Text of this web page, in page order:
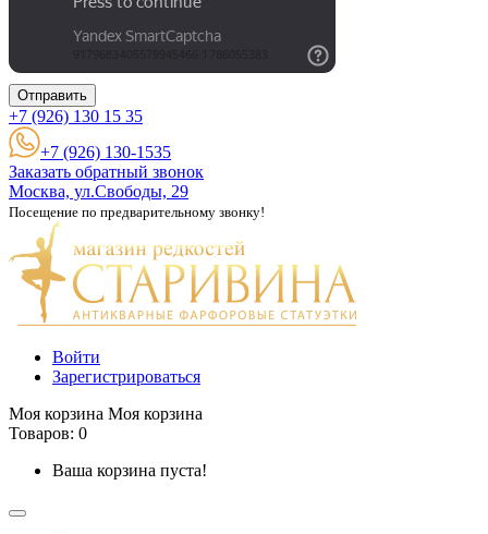
Отправить
+7 (926) 130 15 35
+7 (926) 130-1535
Заказать обратный звонок
Москва, ул.Свободы, 29
Посещение по предварительному звонку!
Войти
Зарегистрироваться
Моя корзина Моя корзина
Товаров: 0
Ваша корзина пуста!